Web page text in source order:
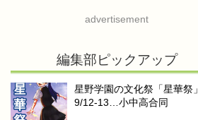
advertisement
編集部ピックアップ
星野学園の文化祭「星華祭」
9/12-13…小中高合同